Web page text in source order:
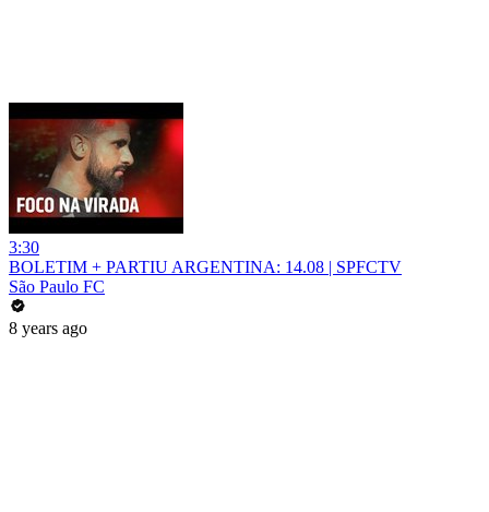
3:30
BOLETIM + PARTIU ARGENTINA: 14.08 | SPFCTV
São Paulo FC
8 years ago